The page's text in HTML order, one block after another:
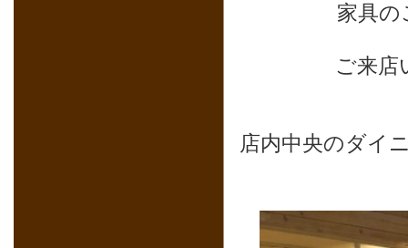
家具の
ご来店
店内中央のダイ